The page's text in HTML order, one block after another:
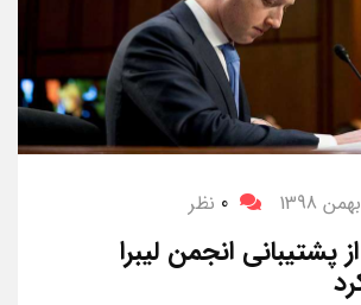
0 نظر
پشتیبانی انجمن لیبرا